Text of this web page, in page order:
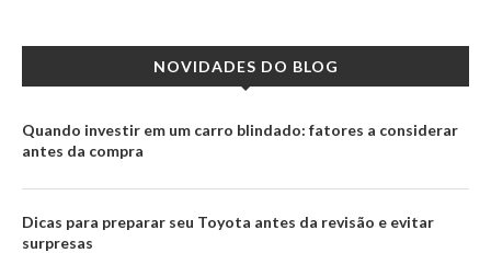
NOVIDADES DO BLOG
Quando investir em um carro blindado: fatores a considerar
antes da compra
Dicas para preparar seu Toyota antes da revisão e evitar
surpresas